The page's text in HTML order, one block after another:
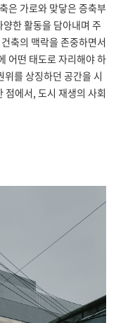
은 가로와 맞닿은 증축부
한 활동을 담아내며 주
축의 맥락을 존중하면서
어떤 태도로 자리해야 하
위를 상징하던 공간을 시
점에서 도시 재생의 사회